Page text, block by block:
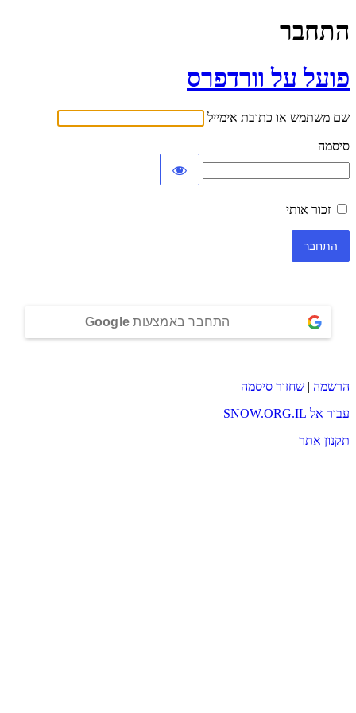
התחבר
פועל על וורדפרס
שם משתמש או כתובת אימייל
סיסמה
זכור אותי
התחבר באמצעות Google
הרשמה | שחזור סיסמה
עבור אל SNOW.ORG.IL
תקנון אתר